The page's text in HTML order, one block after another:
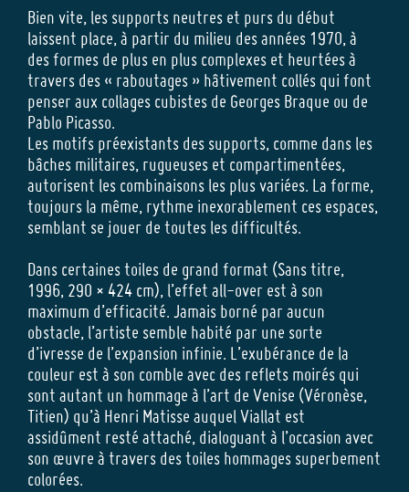
Bien vite, les supports neutres et purs du début
laissent place, à partir du milieu des années 1970, à
des formes de plus en plus complexes et heurtées à
travers des « raboutages » hâtivement collés qui font
penser aux collages cubistes de Georges Braque ou de
Pablo Picasso.
Les motifs préexistants des supports, comme dans les
bâches militaires, rugueuses et compartimentées,
autorisent les combinaisons les plus variées. La forme,
toujours la même, rythme inexorablement ces espaces,
semblant se jouer de toutes les difficultés.
Dans certaines toiles de grand format (Sans titre,
1996, 290 × 424 cm), l’effet all-over est à son
maximum d’efficacité. Jamais borné par aucun
obstacle, l’artiste semble habité par une sorte
d’ivresse de l’expansion infinie. L’exubérance de la
couleur est à son comble avec des reflets moirés qui
sont autant un hommage à l’art de Venise (Véronèse,
Titien) qu’à Henri Matisse auquel Viallat est
assidûment resté attaché, dialoguant à l’occasion avec
son œuvre à travers des toiles hommages superbement
colorées.